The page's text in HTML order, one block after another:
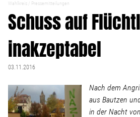
Themen
Bezahlbares
Strukturwandel
Wahlkreis Pressemitteilungen
Schuss auf
inakzeptabel
03.11.2016
Nach dem
aus Bautzen
in der Nacht